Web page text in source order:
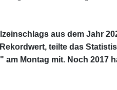
aus dem Jahr
teilte das
am Montag mit. Noch 2017